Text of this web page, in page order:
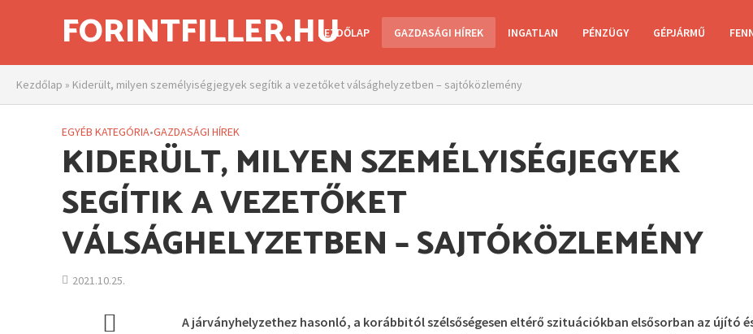
FORINTFILLER.HUKEZDŐLAP GAZDASÁGI HÍREK INGATLAN PÉNZÜGY GÉPJÁRMŰ
Kezdőlap » Kiderült, milyen személyiségjegyek segítik a vezetőket válsághelyzetben – sajtóközlemény
EGYÉB KATEGÓRIA•GAZDASÁGI HÍREK
KIDERÜLT, MILYEN SZEMÉLYISÉGJEGYEK
SEGÍTIK A VEZETŐKET
VÁLSÁGHELYZETBEN – SAJTÓKÖZLEMÉNY
2021.10.25.
A járványhelyzethez hasonló, a korábbitól szélsőségesen eltérő szituációkban elsősorban az újító